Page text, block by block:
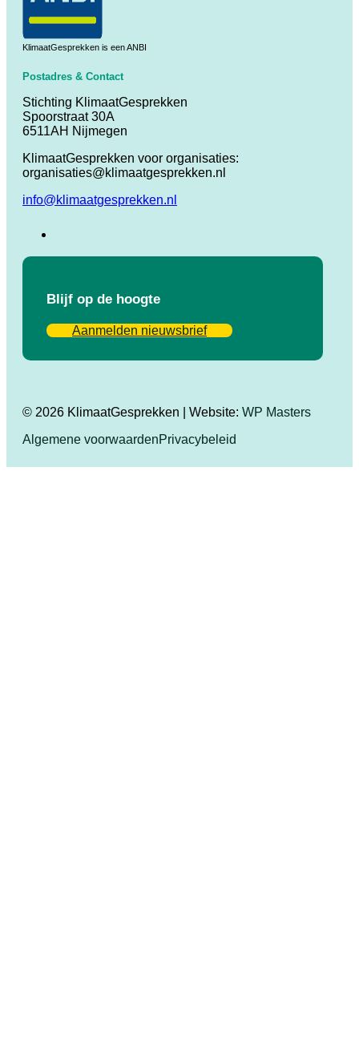
KlimaatGesprekken is een ANBI
Postadres & Contact
Stichting KlimaatGesprekken
Spoorstraat 30A
6511AH Nijmegen
KlimaatGesprekken voor organisaties:
organisaties@klimaatgesprekken.nl
info@klimaatgesprekken.nl
Blijf op de hoogte
Aanmelden nieuwsbrief
© 2026 KlimaatGesprekken | Website: WP Masters
Algemene voorwaardenPrivacybeleid